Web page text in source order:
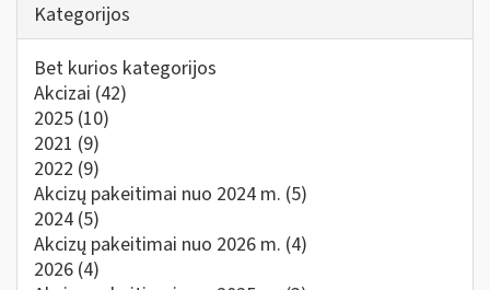
Kategorijos
Bet kurios kategorijos
Akcizai (42)
2025 (10)
2021 (9)
2022 (9)
Akcizų pakeitimai nuo 2024 m. (5)
2024 (5)
Akcizų pakeitimai nuo 2026 m. (4)
2026 (4)